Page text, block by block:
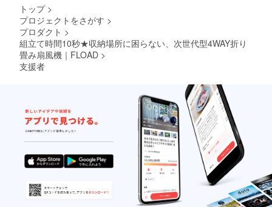
トップ >
プロジェクトをさがす >
プロダクト >
組立て時間10秒★収納場所に困らない、次世代型4WAY折り
畳み扇風機｜FLOAD >
支援者